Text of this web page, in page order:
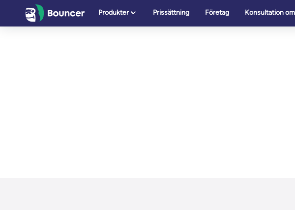
Produkter Prissättning Företag Konsultation